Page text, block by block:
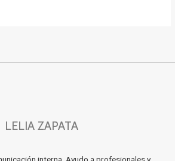
LELIA ZAPATA